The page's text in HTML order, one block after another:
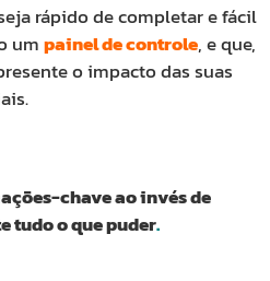
rápido de completar e fácil
umpainel de controle, e que,
o impacto das suas
chave ao invés de
tudo o que puder.